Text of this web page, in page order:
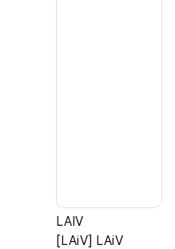
LAIV
[LAiV] LAiV